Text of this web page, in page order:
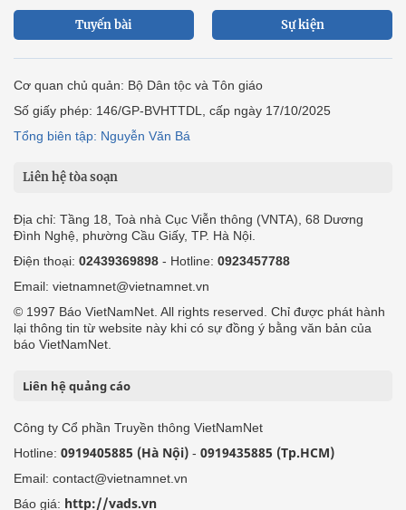
Tuyến bài Sự kiện
Cơ quan chủ quản: Bộ Dân tộc và Tôn giáo
Số giấy phép: 146/GP-BVHTTDL, cấp ngày 17/10/2025
Tổng biên tập: Nguyễn Văn Bá
Liên hệ tòa soạn
Địa chỉ: Tầng 18, Toà nhà Cục Viễn thông (VNTA), 68 Dương
Đình Nghệ, phường Cầu Giấy, TP. Hà Nội.
Điện thoại: 02439369898 - Hotline: 0923457788
Email: vietnamnet@vietnamnet.vn
© 1997 Báo VietNamNet. All rights reserved. Chỉ được phát hành
lại thông tin từ website này khi có sự đồng ý bằng văn bản của
báo VietNamNet.
Liên hệ quảng cáo
Công ty Cổ phần Truyền thông VietNamNet
Hotline: 0919405885 (Hà Nội) - 0919435885 (Tp.HCM)
Email: contact@vietnamnet.vn
Báo giá: http://vads.vn